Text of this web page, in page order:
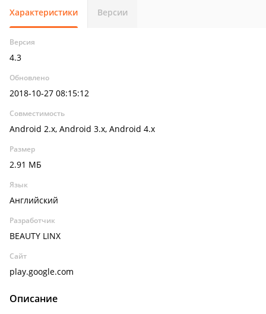
Характеристики Версии
Версия
4.3
Обновлено
2018-10-27 08:15:12
Совместимость
Android 2.x, Android 3.x, Android 4.x
Размер
2.91 МБ
Язык
Английский
Разработчик
BEAUTY LINX
Сайт
play.google.com
Описание